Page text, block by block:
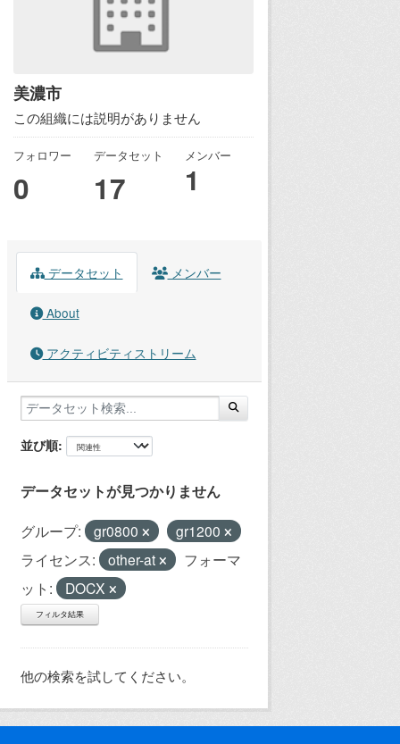
美濃市
この組織には説明がありません
フォロワー
0
データセット
17
メンバー
1
データセット メンバー
About
アクティビティストリーム
並び順
データセットが見つかりません
グループ: gr0800
gr1200
ライセンス:
other-at
フォーマ
ット:
DOCX
フィルタ結果
他の検索を試してください。